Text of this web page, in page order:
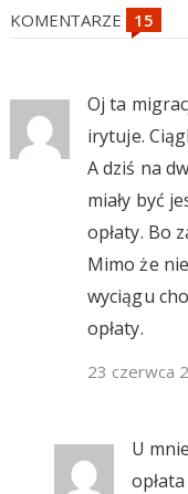
KOMENTARZE
Oj ta
irytuje.
A dziś na
miały być
opłaty. Bo
Mimo że
wyciągu
opłaty.
23 czerwca
U